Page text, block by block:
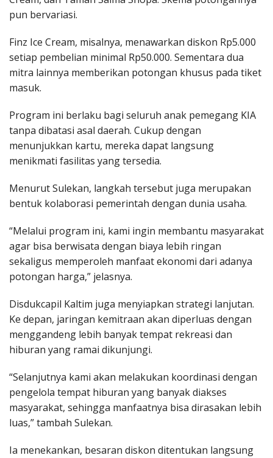
pun bervariasi.
Finz Ice Cream, misalnya, menawarkan diskon Rp5.000
setiap pembelian minimal Rp50.000. Sementara dua
mitra lainnya memberikan potongan khusus pada tiket
masuk.
Program ini berlaku bagi seluruh anak pemegang KIA
tanpa dibatasi asal daerah. Cukup dengan
menunjukkan kartu, mereka dapat langsung
menikmati fasilitas yang tersedia.
Menurut Sulekan, langkah tersebut juga merupakan
bentuk kolaborasi pemerintah dengan dunia usaha.
“Melalui program ini, kami ingin membantu masyarakat
agar bisa berwisata dengan biaya lebih ringan
sekaligus memperoleh manfaat ekonomi dari adanya
potongan harga,” jelasnya.
Disdukcapil Kaltim juga menyiapkan strategi lanjutan.
Ke depan, jaringan kemitraan akan diperluas dengan
menggandeng lebih banyak tempat rekreasi dan
hiburan yang ramai dikunjungi.
“Selanjutnya kami akan melakukan koordinasi dengan
pengelola tempat hiburan yang banyak diakses
masyarakat, sehingga manfaatnya bisa dirasakan lebih
luas,” tambah Sulekan.
Ia menekankan, besaran diskon ditentukan langsung